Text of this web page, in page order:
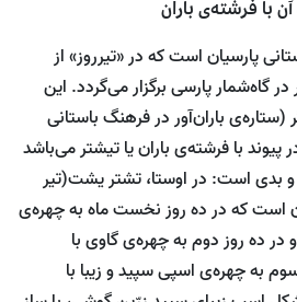
با فرشته‌ی باران
پارسیان است که در «تیرروز» از
در گاه‌شمار پارسی برگزار می‌گردد. این
باران‌آور در فرهنگ باستانی
با فرشته‌ی باران یا تیشتر می‌باشد
بدی است: در اوستا، تشتر یشت(تیر
است که در ده روز نخست ماه به چهره‌ی
در ده روز دوم به چهره‌ی گاوی با
به چهره‌ی اسپی سپید و زیبا با